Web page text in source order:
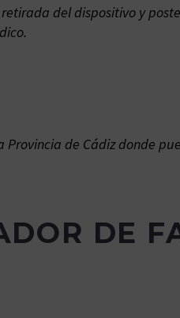
del dispositivo y
de Cádiz donde
DE